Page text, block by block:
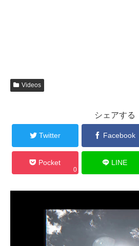
Videos
シェアする
Twitter Facebook
Pocket
0
LINE